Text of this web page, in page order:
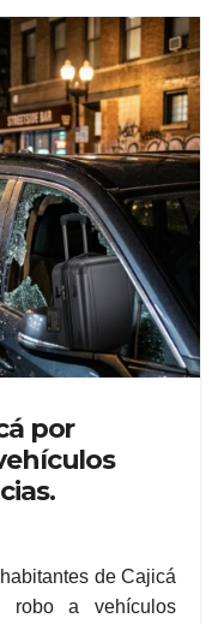
por
de Cajicá
robo a vehículos